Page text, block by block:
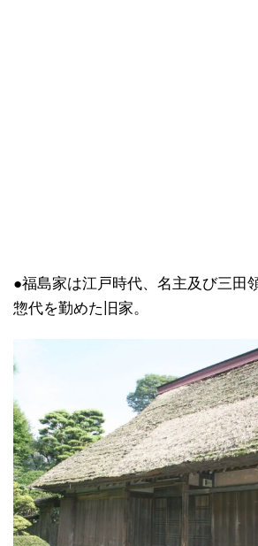
●福島家は江戸時代、名主及び三田
惣代を勤めた旧家。